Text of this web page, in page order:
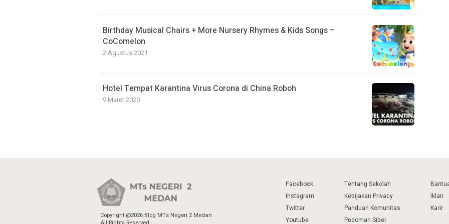
Birthday Musical Chairs + More Nursery Rhymes & Kids Songs –
CoComelon
2 Agustus 2021
Hotel Tempat Karantina Virus Corona di China Roboh
9 Maret 2020
Copyright @2026 Blog MTs Negeri 2 Medan
Facebook
Instagram
Twitter
Youtube
Tentang Sekolah
Kebijakan Privacy
Panduan Komunitas
Pedoman Siber
Iklan
Karir